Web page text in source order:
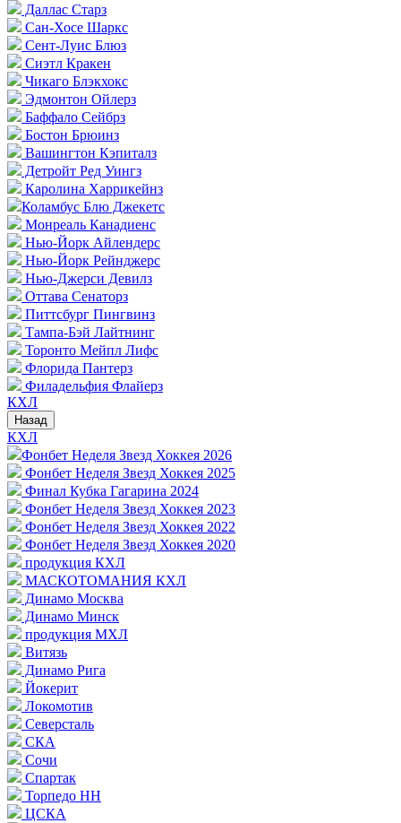
Даллас Старз
Сан-Хосе Шаркс
Сент-Луис Блюз
Сиэтл Кракен
Чикаго Блэкхокс
Эдмонтон Ойлерз
Баффало Сейбрз
Бостон Брюинз
Вашингтон Кэпиталз
Детройт Ред Уингз
Каролина Харрикейнз
Коламбус Блю Джекетс
Монреаль Канадиенс
Нью-Йорк Айлендерс
Нью-Йорк Рейнджерс
Нью-Джерси Девилз
Оттава Сенаторз
Питтсбург Пингвинз
Тампа-Бэй Лайтнинг
Торонто Мейпл Лифс
Флорида Пантерз
Филадельфия Флайерз
КХЛ
Назад
КХЛ
Фонбет Неделя Звезд Хоккея 2026
Фонбет Неделя Звезд Хоккея 2025
Финал Кубка Гагарина 2024
Фонбет Неделя Звезд Хоккея 2023
Фонбет Неделя Звезд Хоккея 2022
Фонбет Неделя Звезд Хоккея 2020
продукция КХЛ
МАСКОТОМАНИЯ КХЛ
Динамо Москва
Динамо Минск
продукция МХЛ
Витязь
Динамо Рига
Йокерит
Локомотив
Северсталь
СКА
Сочи
Спартак
Торпедо НН
ЦСКА